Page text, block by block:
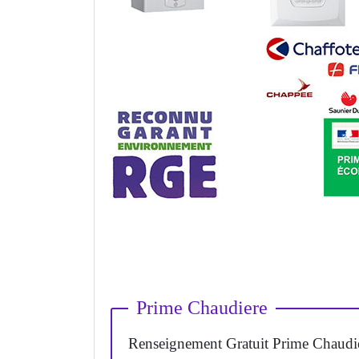
Prime Chaudiere
Renseignement Gratuit Prime